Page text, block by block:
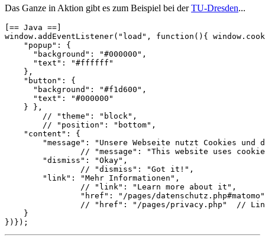
Das Ganze in Aktion gibt es zum Beispiel bei derTU-Dresden...
[== Java ==]
window.addEventListener("load", function(){
    "popup": {
      "background": "#000000",
      "text": "#ffffff"
    },
    "button": {
      "background": "#f1d600",
      "text": "#000000"
    } },
        // "theme": "block",
//
    "content": {
"message": "Unsere Webseite nutzt Cookies und
        "dismiss": "Okay",
        "link": "Mehr Informationen",
    }
})});